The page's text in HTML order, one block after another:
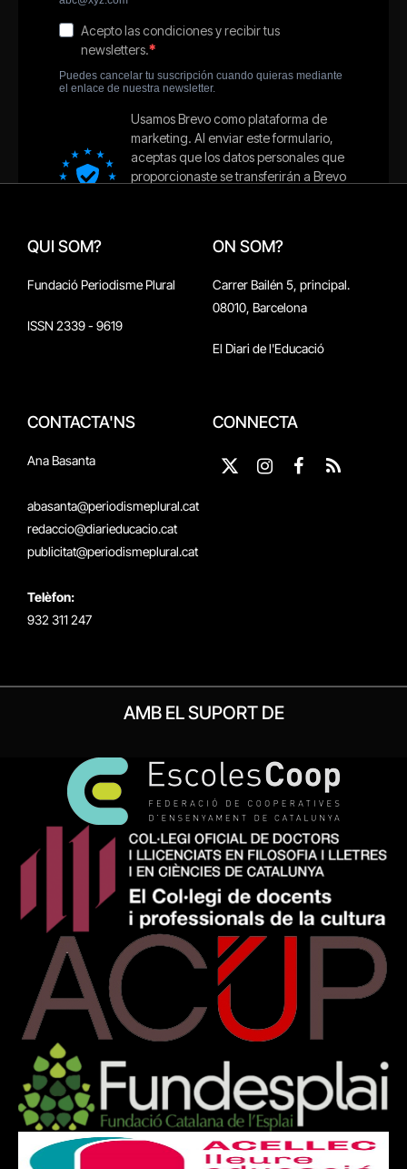
QUI SOM?
Fundació Periodisme Plural
ISSN 2339 - 9619
ON SOM?
Carrer Bailén 5, principal.
08010, Barcelona
El Diari de l'Educació
CONTACTA'NS
Ana Basanta
abasanta@periodismeplural.cat
redaccio@diarieducacio.cat
publicitat@periodismeplural.cat
Telèfon:
932 311 247
CONNECTA
X
Instagram
Facebook
RSS
AMB EL SUPORT DE